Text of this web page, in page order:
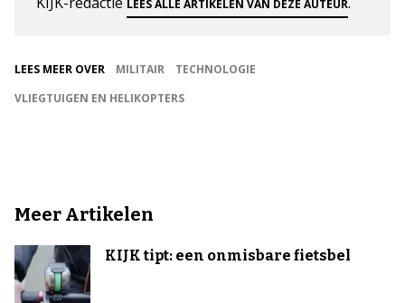
LEES ALLE ARTIKELEN VAN DEZE AUTEUR
LEES MEER OVER MILITAIR
TECHNOLOGIE
VLIEGTUIGEN EN HELIKOPTERS
Meer Artikelen
KIJK tipt: een onmisbare fietsbel